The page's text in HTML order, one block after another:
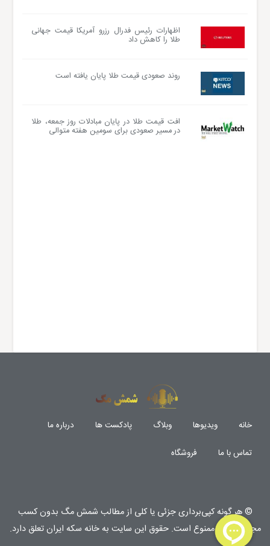
اظهارات رئیس فدرال رزرو آمریکا قیمت جهانی
طلا را کاهش داد
روند صعودی قیمت طلا پایان یافته است
افت قیمت طلا در پایان مبادلات روز جمعه، طلا
در مسیر صعودی برای سومین هفته متوالی
خانه ویدیوها وبلاگ پادکست ها درباره ما
تماس با ما فروشگاه
© هر گونهکپی‌برداری جزئی یا کلی از مطالب شمش مگ بدون کسب
مجوز مکتوبممنوع است. حقوق این سایت بهخانه سکه ایرانتعلق دارد.